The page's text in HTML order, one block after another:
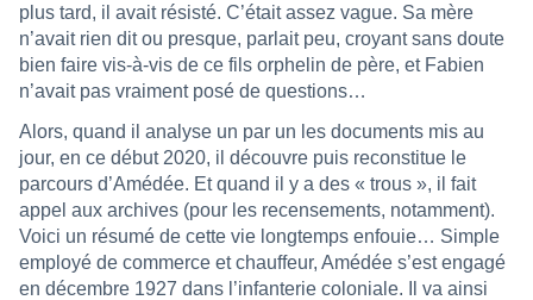
plus tard, il avait résisté. C’était assez vague. Sa mère
n’avait rien dit ou presque, parlait peu, croyant sans doute
bien faire vis-à-vis de ce fils orphelin de père, et Fabien
n’avait pas vraiment posé de questions…
Alors, quand il analyse un par un les documents mis au
jour, en ce début 2020, il découvre puis reconstitue le
parcours d’Amédée. Et quand il y a des « trous », il fait
appel aux archives (pour les recensements, notamment).
Voici un résumé de cette vie longtemps enfouie… Simple
employé de commerce et chauffeur, Amédée s’est engagé
en décembre 1927 dans l’infanterie coloniale. Il va ainsi